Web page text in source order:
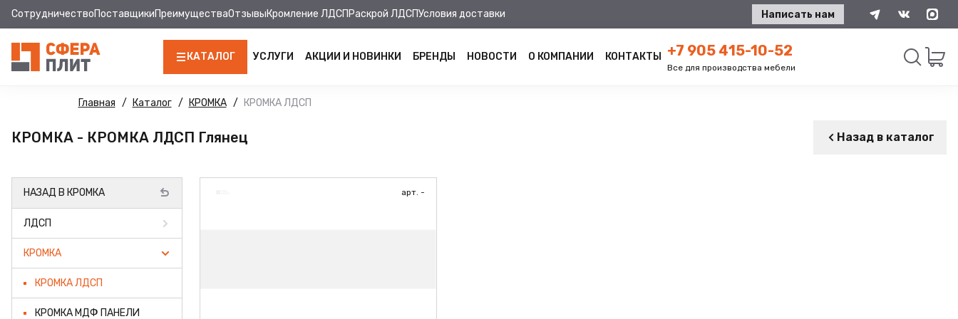
СотрудничествоПоставщикиПреимуществаОтзывыКромление ЛДСП Раскрой ЛДСПУсловия доставки Написать нам
КАТАЛОГ
ЛДСП
КРОМКА
УСЛУГИ АКЦИИ И НОВИНКИ БРЕНДЫ НОВОСТИ О КОМПАНИИ КОНТАКТЫ +7 905 415-10-52
Все для производства мебели
Главная Каталог КРОМКА КРОМКА ЛДСП
КРОМКА - КРОМКА ЛДСП Глянец Назад в каталог
НАЗАД В КРОМКА
ЛДСП
КРОМКА
КРОМКА ЛДСП
КРОМКА МДФ ПАНЕЛИ
арт. -